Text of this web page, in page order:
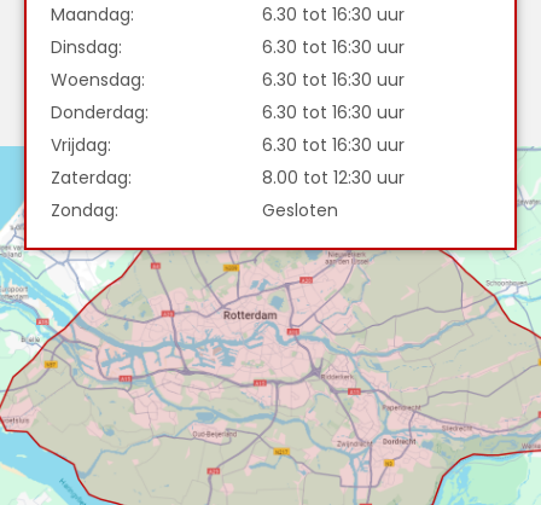
Maandag:
6.30 tot 16:30 uur
Dinsdag:
6.30 tot 16:30 uur
Woensdag:
6.30 tot 16:30 uur
Donderdag:
6.30 tot 16:30 uur
Vrijdag:
6.30 tot 16:30 uur
Zaterdag:
8.00 tot 12:30 uur
Zondag:
Gesloten